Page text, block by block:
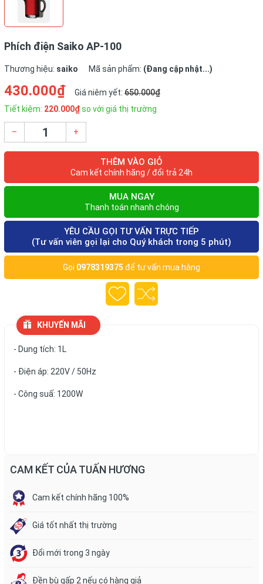
Phích điện Saiko AP-100
Thương hiệu: saiko Mã sản phẩm: (Đang cập nhật...)
430.000₫ Giá niêm yết: 650.000₫
Tiết kiệm: 220.000₫so với giá thị trường
– +
THÊM VÀO GIỎ
Cam kết chính hãng / đổi trả 24h
MUA NGAY
Thanh toán nhanh chóng
YÊU CẦU GỌI TƯ VẤN TRỰC TIẾP
(Tư vấn viên gọi lại cho Quý khách trong 5 phút)
Gọi 0978319375 để tư vấn mua hàng
KHUYẾN MÃI
- Dung tích: 1L
- Điện áp: 220V / 50Hz
- Công suấ: 1200W
CAM KẾT CỦA TUẤN HƯƠNG
Cam kết chính hãng 100%
Giá tốt nhất thị trường
Đổi mới trong 3 ngày
Đền bù gấp 2 nếu có hàng giả